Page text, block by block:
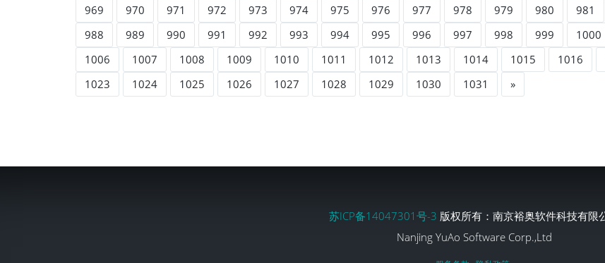
969
970 971 972 973 974 975 976 977 978 979 980 981
988
989 990 991 992 993 994 995 996 997 998 999 1000
1006
1007 1008 1009 1010 1011 1012 1013 1014 1015 1016
1023
1024 1025 1026 1027 1028 1029 1030 1031 »
苏ICP备14047301号-3 版权所有：南京裕奥软件科技有限
Nanjing YuAo Software Corp.,Ltd